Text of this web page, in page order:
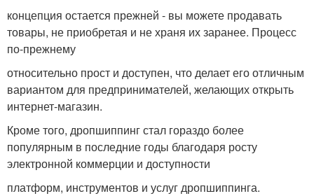
концепция остается прежней - вы можете продавать
товары, не приобретая и не храня их заранее. Процесс
по-прежнему
относительно прост и доступен, что делает его отличным
вариантом для предпринимателей, желающих открыть
интернет-магазин.
Кроме того, дропшиппинг стал гораздо более
популярным в последние годы благодаря росту
электронной коммерции и доступности
платформ, инструментов и услуг дропшиппинга.